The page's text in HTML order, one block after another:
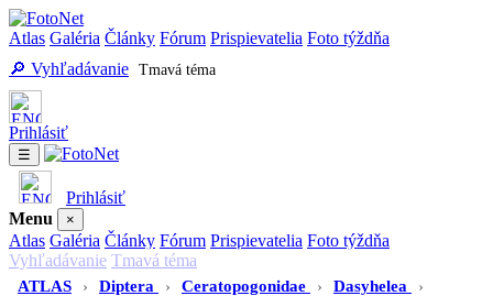
Atlas Galéria Články Fórum Prispievatelia Foto týždňa
🔎 Vyhľadávanie Tmavá téma
Prihlásiť
☰
Prihlásiť
Menu
×
Atlas Galéria Články Fórum Prispievatelia Foto týždňa
Vyhľadávanie Tmavá téma
ATLAS
› Diptera › Ceratopogonidae › Dasyhelea
›